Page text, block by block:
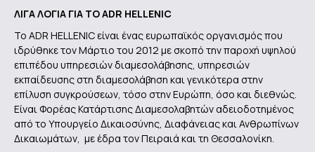
ΛΙΓΑ ΛΟΓΙΑ ΓΙΑ ΤΟADR HELLENIC
Το ADR HELLENIC είναι ένας ευρωπαϊκός οργανισμός που
ιδρύθηκε τον Μάρτιο του 2012 με σκοπό την παροχή υψηλού
επιπέδου υπηρεσιών διαμεσολάβησης, υπηρεσιών
εκπαίδευσης στη διαμεσολάβηση και γενικότερα στην
επίλυση συγκρούσεων, τόσο στην Ευρώπη, όσο και διεθνώς.
Είναι Φορέας Κατάρτισης Διαμεσολαβητών αδειοδοτημένος
από το Υπουργείο Δικαιοσύνης, Διαφάνειας και Ανθρωπίνων
Δικαιωμάτων, με έδρα τον Πειραιά και τη Θεσσαλονίκη.